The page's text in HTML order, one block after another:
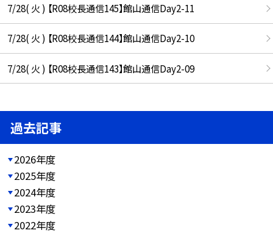
7/28( 火 ) 【R08校長通信145】館山通信Day2-11
7/28( 火 ) 【R08校長通信144】館山通信Day2-10
7/28( 火 ) 【R08校長通信143】館山通信Day2-09
過去記事
2026年度
2025年度
2024年度
2023年度
2022年度